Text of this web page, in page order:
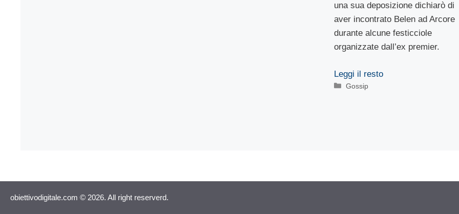
una sua deposizione dichiarò di
aver incontrato Belen ad Arcore
durante alcune festicciole
organizzate dall’ex premier.
Leggi il resto
Categorie
Gossip
obiettivodigitale.com © 2026. All right reserverd.